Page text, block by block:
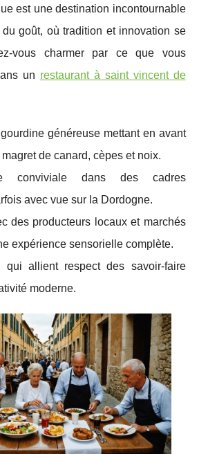
est une destination incontournable
goût, où tradition et innovation se
vous charmer par ce que vous
un restaurant à saint vincent de
généreuse mettant en avant
de canard, cèpes et noix.
conviviale dans des cadres
avec vue sur la Dordogne.
des producteurs locaux et marchés
expérience sensorielle complète.
qui allient respect des savoir-faire
moderne.